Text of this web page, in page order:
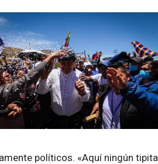
políticos. «Aquí ningún tipita